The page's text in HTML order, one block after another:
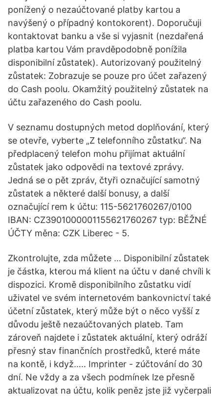
ponížený o nezaúčtované platby kartou a
navýšený o případný kontokorent). Doporučuji
kontaktovat banku a vše si vyjasnit (nezdařená
platba kartou Vám pravděpodobně ponížila
disponibilní zůstatek). Autorizovaný použitelný
zůstatek: Zobrazuje se pouze pro účet zařazený
do Cash poolu. Okamžitý použitelný zůstatek na
účtu zařazeného do Cash poolu.
V seznamu dostupných metod doplňování, který
se otevře, vyberte „Z telefonního zůstatku“. Na
předplacený telefon mohu přijímat aktuální
zůstatek jako odpovědi na textové zprávy.
Jedná se o pět zpráv, čtyři označující samotný
zůstatek a některé další bonusy, a další
označující rem k účtu: 115-5621760267/0100
IBAN: CZ3901000001155621760267 typ: BĚŽNÉ
ÚČTY měna: CZK Liberec - 5.
Zkontrolujte, zda můžete … Disponibilní zůstatek
je částka, kterou má klient na účtu v dané chvíli k
dispozici. Kromě disponibilního zůstatku vidí
uživatel ve svém internetovém bankovnictví také
účetní zůstatek, který může být o něco vyšší z
důvodu ještě nezaúčtovaných plateb. Tam
zároveň najdete i zůstatek aktuální, který odráží
přesný stav finančních prostředků, které máte
na kontě, i když….. Imprinter - zúčtování do 30
dní. Ne vždy a za všech podmínek lze přesně
aktualizovat na účtu, kolik peněz jste již vyčerpali